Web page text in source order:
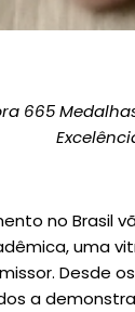
665
no Brasil
uma
Desde
a